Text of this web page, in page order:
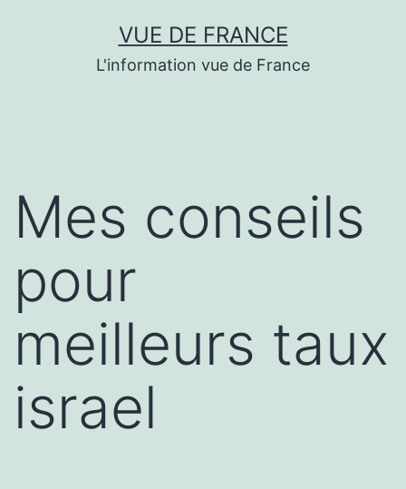
VUE DE FRANCE
L'information vue de France
Mes conseils
pour
meilleurs taux
israel